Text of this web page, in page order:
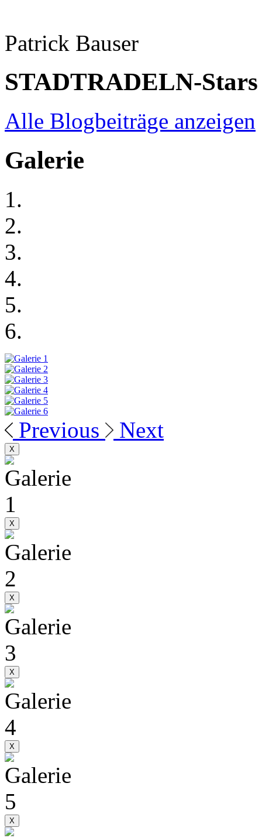
Patrick Bauser
STADTRADELN-Stars
Alle Blogbeiträge anzeigen
Galerie
Previous Next
X
X
X
X
X
X